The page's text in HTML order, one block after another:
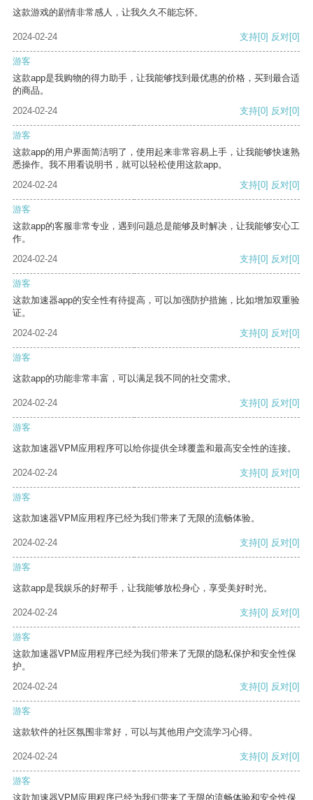
这款游戏的剧情非常感人，让我久久不能忘怀。
2024-02-24 支持[0] 反对[0]
游客
这款app是我购物的得力助手，让我能够找到最优惠的价格，买到最合适
的商品。
2024-02-24
支持[0] 反对[0]
游客
这款app的用户界面简洁明了，使用起来非常容易上手，让我能够快速熟
悉操作。我不用看说明书，就可以轻松使用这款app。
2024-02-24
支持[0] 反对[0]
游客
这款app的客服非常专业，遇到问题总是能够及时解决，让我能够安心工
作。
2024-02-24
支持[0] 反对[0]
游客
这款加速器app的安全性有待提高，可以加强防护措施，比如增加双重验
证。
2024-02-24
支持[0] 反对[0]
游客
这款app的功能非常丰富，可以满足我不同的社交需求。
2024-02-24 支持[0] 反对[0]
游客
这款加速器VPM应用程序可以给你提供全球覆盖和最高安全性的连接。
2024-02-24 支持[0] 反对[0]
游客
这款加速器VPM应用程序已经为我们带来了无限的流畅体验。
2024-02-24 支持[0] 反对[0]
游客
这款app是我娱乐的好帮手，让我能够放松身心，享受美好时光。
2024-02-24 支持[0] 反对[0]
游客
这款加速器VPM应用程序已经为我们带来了无限的隐私保护和安全性保
护。
2024-02-24
支持[0] 反对[0]
游客
这款软件的社区氛围非常好，可以与其他用户交流学习心得。
2024-02-24 支持[0] 反对[0]
游客
这款加速器VPM应用程序已经为我们带来了无限的流畅体验和安全性保